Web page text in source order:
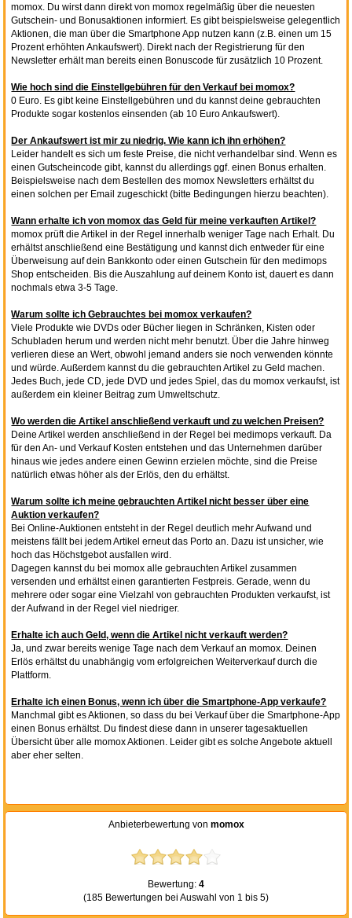
momox. Du wirst dann direkt von momox regelmäßig über die neuesten
Gutschein- und Bonusaktionen informiert. Es gibt beispielsweise gelegentlich
Aktionen, die man über die Smartphone App nutzen kann (z.B. einen um 15
Prozent erhöhten Ankaufswert). Direkt nach der Registrierung für den
Newsletter erhält man bereits einen Bonuscode für zusätzlich 10 Prozent.
Wie hoch sind die Einstellgebühren für den Verkauf bei momox?
0 Euro. Es gibt keine Einstellgebühren und du kannst deine gebrauchten
Produkte sogar kostenlos einsenden (ab 10 Euro Ankaufswert).
Der Ankaufswert ist mir zu niedrig. Wie kann ich ihn erhöhen?
Leider handelt es sich um feste Preise, die nicht verhandelbar sind. Wenn es
einen Gutscheincode gibt, kannst du allerdings ggf. einen Bonus erhalten.
Beispielsweise nach dem Bestellen des momox Newsletters erhältst du
einen solchen per Email zugeschickt (bitte Bedingungen hierzu beachten).
Wann erhalte ich von momox das Geld für meine verkauften Artikel?
momox prüft die Artikel in der Regel innerhalb weniger Tage nach Erhalt. Du
erhältst anschließend eine Bestätigung und kannst dich entweder für eine
Überweisung auf dein Bankkonto oder einen Gutschein für den medimops
Shop entscheiden. Bis die Auszahlung auf deinem Konto ist, dauert es dann
nochmals etwa 3-5 Tage.
Warum sollte ich Gebrauchtes bei momox verkaufen?
Viele Produkte wie DVDs oder Bücher liegen in Schränken, Kisten oder
Schubladen herum und werden nicht mehr benutzt. Über die Jahre hinweg
verlieren diese an Wert, obwohl jemand anders sie noch verwenden könnte
und würde. Außerdem kannst du die gebrauchten Artikel zu Geld machen.
Jedes Buch, jede CD, jede DVD und jedes Spiel, das du momox verkaufst, ist
außerdem ein kleiner Beitrag zum Umweltschutz.
Wo werden die Artikel anschließend verkauft und zu welchen Preisen?
Deine Artikel werden anschließend in der Regel bei medimops verkauft. Da
für den An- und Verkauf Kosten entstehen und das Unternehmen darüber
hinaus wie jedes andere einen Gewinn erzielen möchte, sind die Preise
natürlich etwas höher als der Erlös, den du erhältst.
Warum sollte ich meine gebrauchten Artikel nicht besser über eine
Auktion verkaufen?
Bei Online-Auktionen entsteht in der Regel deutlich mehr Aufwand und
meistens fällt bei jedem Artikel erneut das Porto an. Dazu ist unsicher, wie
hoch das Höchstgebot ausfallen wird.
Dagegen kannst du bei momox alle gebrauchten Artikel zusammen
versenden und erhältst einen garantierten Festpreis. Gerade, wenn du
mehrere oder sogar eine Vielzahl von gebrauchten Produkten verkaufst, ist
der Aufwand in der Regel viel niedriger.
Erhalte ich auch Geld, wenn die Artikel nicht verkauft werden?
Ja, und zwar bereits wenige Tage nach dem Verkauf an momox. Deinen
Erlös erhältst du unabhängig vom erfolgreichen Weiterverkauf durch die
Plattform.
Erhalte ich einen Bonus, wenn ich über die Smartphone-App verkaufe?
Manchmal gibt es Aktionen, so dass du bei Verkauf über die Smartphone-App
einen Bonus erhältst. Du findest diese dann in unserer tagesaktuellen
Übersicht über alle momox Aktionen. Leider gibt es solche Angebote aktuell
aber eher selten.
Anbieterbewertung von momox
Bewertung: 4
(185 Bewertungen bei Auswahl von 1 bis 5)